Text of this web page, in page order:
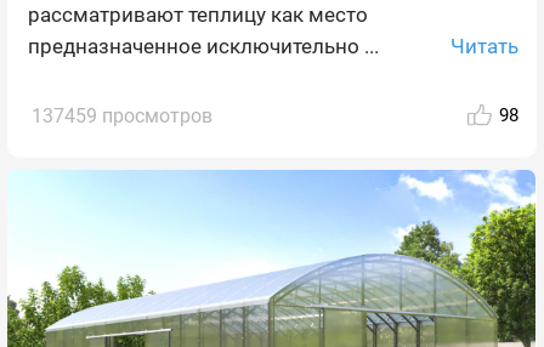
рассматривают теплицу как место
предназначенное исключительно ...
Читать
137459 просмотров 98